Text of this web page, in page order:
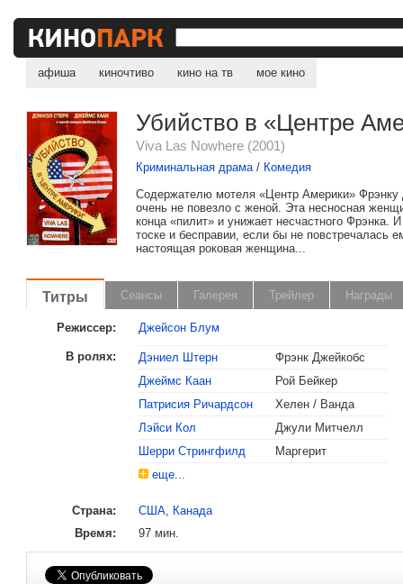
афиша киночтиво кино на тв мое кино
Убийство в «Центре
Viva Las Nowhere (2001)
Криминальная драма/ Комедия
Содержателю мотеля «Центр Америки» Фрэнку
очень не повезло с женой. Эта несносная
конца «пилит» и унижает несчастного Фрэнка.
тоске и бесправии, если бы не повстречалась
настоящая роковая женщина...
Титры Сеансы Галерея Трейлер Награды
Режиссер: Джейсон Блум
В ролях: Дэниел Штерн
Фрэнк Джейкобс
Джеймс Каан
Рой Бейкер
Патрисия Ричардсон
Хелен / Ванда
Лэйси Кол
Джули Митчелл
Шерри Стрингфилд
Маргерит
еще...
Страна: США, Канада
Время:
97 мин.